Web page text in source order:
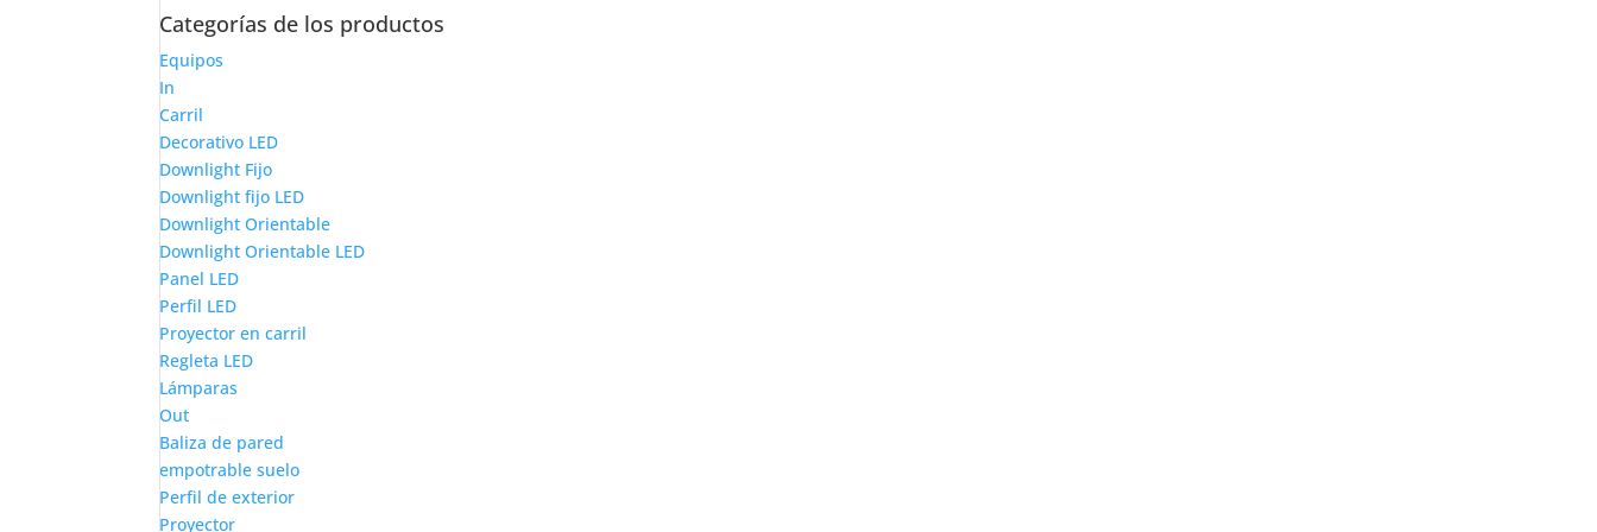
Categorías de los productos
Equipos
In
Carril
Decorativo LED
Downlight Fijo
Downlight fijo LED
Downlight Orientable
Downlight Orientable LED
Panel LED
Perfil LED
Proyector en carril
Regleta LED
Lámparas
Out
Baliza de pared
empotrable suelo
Perfil de exterior
Proyector